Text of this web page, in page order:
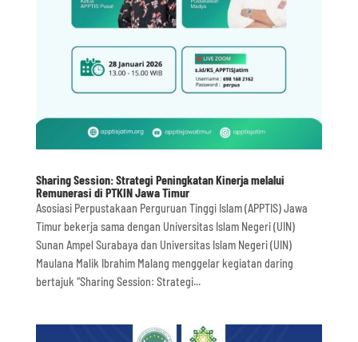
Sharing Session: Strategi Peningkatan Kinerja melalui
Remunerasi di PTKIN Jawa Timur
Asosiasi Perpustakaan Perguruan Tinggi Islam (APPTIS) Jawa
Timur bekerja sama dengan Universitas Islam Negeri (UIN)
Sunan Ampel Surabaya dan Universitas Islam Negeri (UIN)
Maulana Malik Ibrahim Malang menggelar kegiatan daring
bertajuk “Sharing Session: Strategi...